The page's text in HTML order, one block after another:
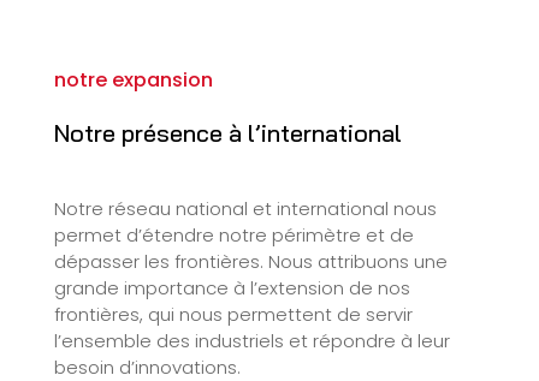
notre expansion
Notre présence à l’international
Notre réseau national et international nous
permet d’étendre notre périmètre et de
dépasser les frontières. Nous attribuons une
grande importance à l’extension de nos
frontières, qui nous permettent de servir
l’ensemble des industriels et répondre à leur
besoin d’innovations.